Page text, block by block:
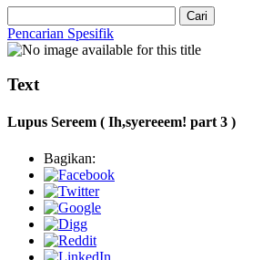
Cari
Pencarian Spesifik
Text
Lupus Sereem ( Ih,syereeem! part 3 )
Bagikan: